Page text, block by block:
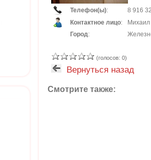
Телефон(ы):
8 916
Контактное лицо:
Михаил
Город:
(голосов: 0)
Вернуться назад
Смотрите также: